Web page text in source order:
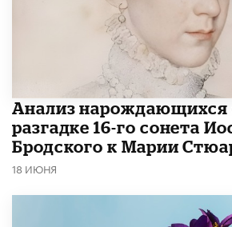
Анализ нарождающихся
разгадке 16-го сонета
Бродского к Марии
18 ИЮНЯ